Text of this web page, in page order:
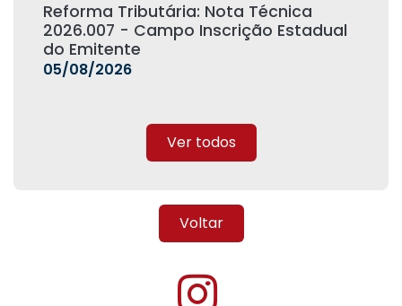
Reforma Tributária: Nota Técnica
2026.007 - Campo Inscrição Estadual
do Emitente
05/08/2026
Ver todos
Voltar